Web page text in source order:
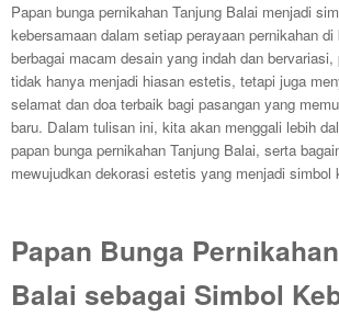
Papan bunga pernikahan Tanjung Balai menjadi
kebersamaan dalam setiap perayaan pernikahan
berbagai macam desain yang indah dan
tidak hanya menjadi hiasan estetis, tetapi juga
selamat dan doa terbaik bagi pasangan yang
baru. Dalam tulisan ini, kita akan menggali lebih
papan bunga pernikahan Tanjung Balai, serta
mewujudkan dekorasi estetis yang menjadi simbol
Papan Bunga
Balai sebagai Simbol